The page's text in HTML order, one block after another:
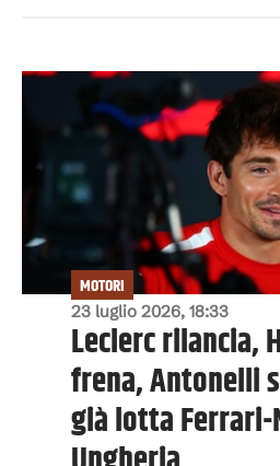
23 luglio 2026, 18:33
MOTORI
Leclerc rilancia,
frena, Antonelli
già lotta Ferrari-